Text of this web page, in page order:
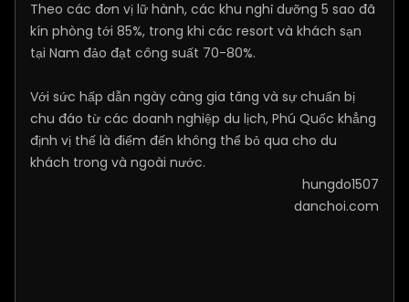
Theo các đơn vị lữ hành, các khu nghỉ dưỡng 5 sao đã
kín phòng tới 85%, trong khi các resort và khách sạn
tại Nam đảo đạt công suất 70-80%.
Với sức hấp dẫn ngày càng gia tăng và sự chuẩn bị
chu đáo từ các doanh nghiệp du lịch, Phú Quốc khẳng
định vị thế là điểm đến không thể bỏ qua cho du
khách trong và ngoài nước.
hungdo1507
danchoi.com